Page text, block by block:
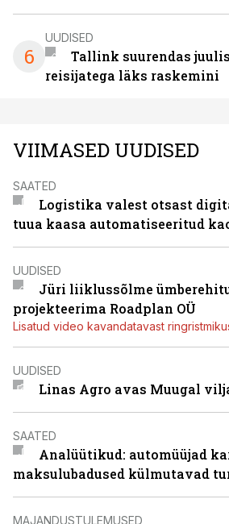
6
UUDISED
Tallink suurendas
reisijatega läks raskemini
VIIMASED UUDISED
SAATED
Logistika valest otsast
tuua kaasa automatiseeritud
UUDISED
Jüri liiklussõlme
projekteerima Roadplan OÜ
Lisatud video kavandatavast
UUDISED
Linas Agro avas Muugal
SAATED
Analüütikud: automüüjad
maksulubadused külmutavad
MAJANDUSTULEMUSED